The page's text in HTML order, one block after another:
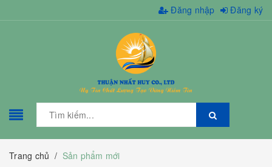
Đăng nhập Đăng ký
Trang chủ / Sản phẩm mới